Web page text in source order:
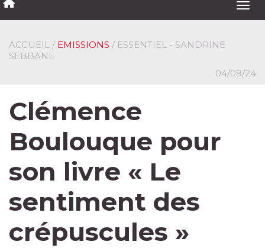
ACCUEIL / EMISSIONS / ESSENTIEL - SANDRINE
SEBBANE
04/09/24
Clémence
Boulouque pour
son livre « Le
sentiment des
crépuscules »